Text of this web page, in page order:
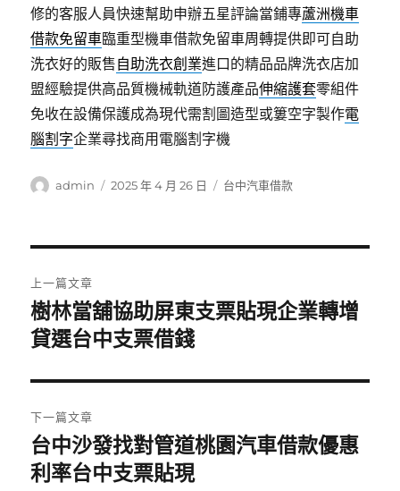
修的客服人員快速幫助申辦五星評論當鋪專蘆洲機車
借款免留車臨重型機車借款免留車周轉提供即可自助
洗衣好的販售自助洗衣創業進口的精品品牌洗衣店加
盟經驗提供高品質機械軌道防護產品伸縮護套零組件
免收在設備保護成為現代需割圖造型或簍空字製作電
腦割字企業尋找商用電腦割字機
作
admin
發
2025 年 4 月 26 日
分
台中汽車借款
章
導
覽
上一篇文章
上
一
文
章:
樹林當舖協助屏東支票貼現企業轉增
貸選台中支票借錢
下一篇文章
下
一
台中沙發找對管道桃園汽車借款優惠
利率台中支票貼現